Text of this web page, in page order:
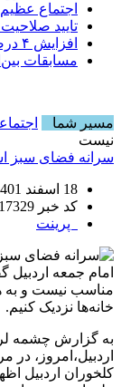
اجتماع
تایید صلاحیت ۹۸درصد نامزدهای شوراهای روستای اردبیل
افزایش ۴ درصدی تصادفات فوتی در جاده‌های اردبیل
مسابقات
مسیر شما
نیست
سرانه فضای سبز
18 اسفند 1401
کد خبر 17329
پرینت
امام جمعه
مناسب نیست و به
خانه‌ها نزدیک کنیم.
به گزارش چشمه
اردبیل،امروز،
کلخوران اردبیل